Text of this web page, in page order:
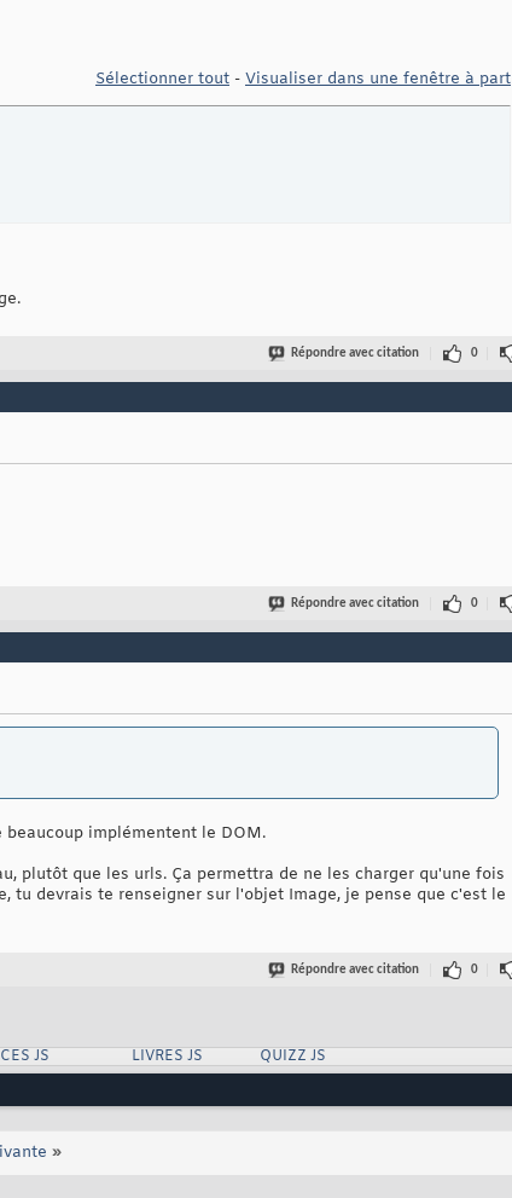
Sélectionner tout - Visualiser dans une fenêtre à part
Répondre avec citation 0
Répondre avec citation 0
beaucoup implémentent le DOM.
plutôt que les urls. Ça permettra de ne les charger qu'une fois
tu devrais te renseigner sur l'objet Image, je pense que c'est le
Répondre avec citation 0
JS LIVRES JS
QUIZZ JS
»